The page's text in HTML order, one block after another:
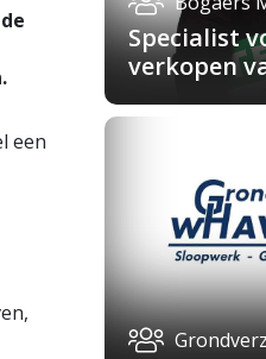
een
Specialist
verkopen